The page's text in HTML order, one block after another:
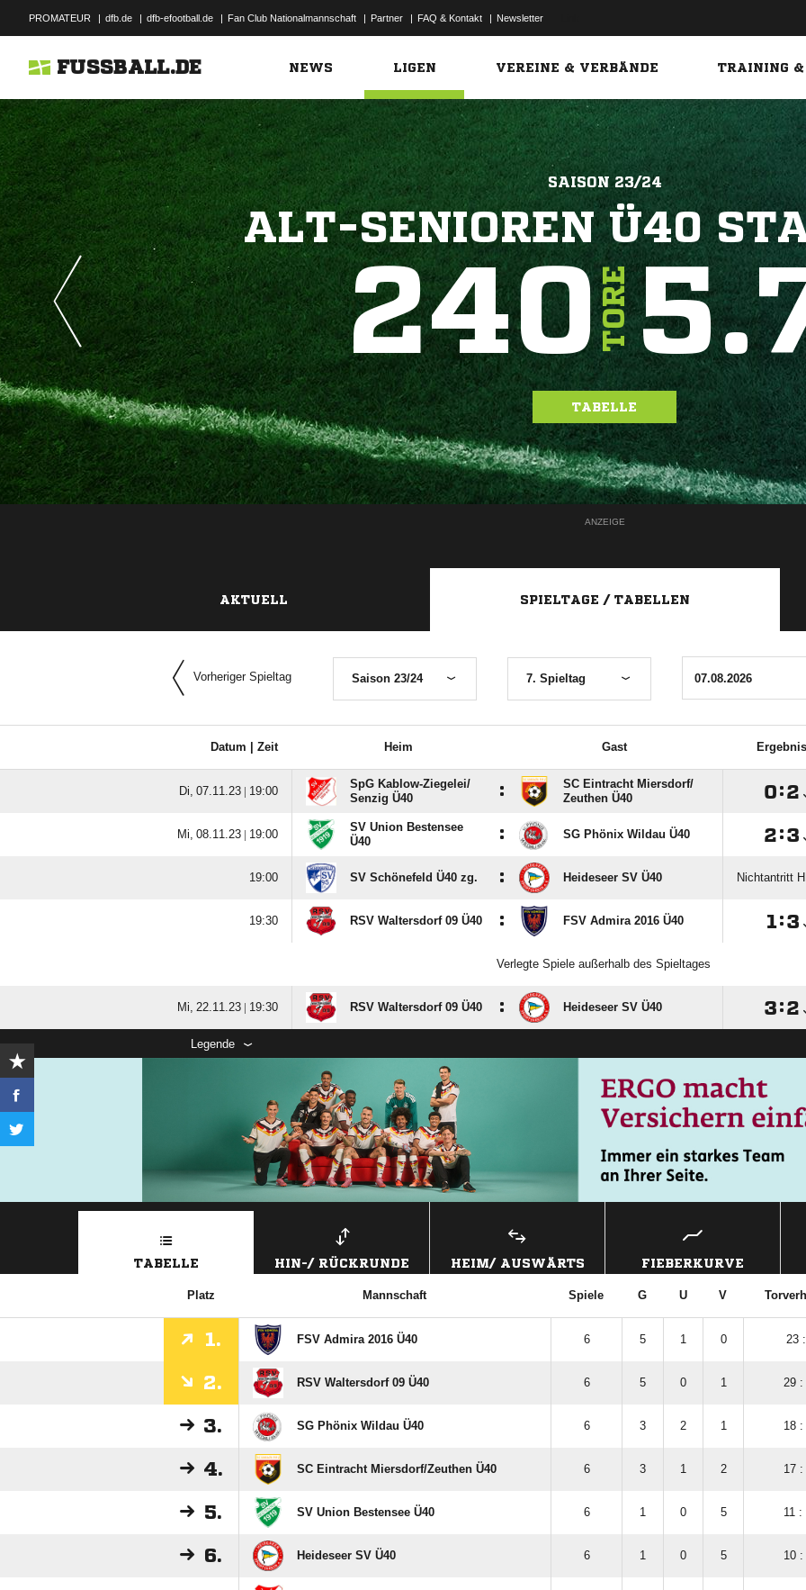
PROMATEUR | dfb.de | dfb-efootball.de | Fan Club Nationalmannschaft | Partner | FAQ & Kontakt | Newsletter
FUSSBALL.DE NEWS LIGEN VEREINE & VERBÄNDE TRAINING &
SAISON 23/24
ALT-SENIOREN Ü40
240TORE
TABELLE
ANZEIGE
AKTUELL SPIELTAGE / TABELLEN
Vorheriger Spieltag Saison 23/24 7. Spieltag
Datum | Zeit Heim Gast Ergebnis
  | 
SpG Kablow-Ziegelei/​
Senzig Ü40
:
SC Eintracht Miersdorf/​
Zeuthen Ü40
:
  | 
SV Union Bestensee
Ü40
: SG Phönix Wildau Ü40 :
 SV Schönefeld Ü40 zg. : Heideseer SV Ü40 Nichtantritt
 RSV Waltersdorf 09 Ü40 : FSV Admira 2016 Ü40 :
Verlegte Spiele außerhalb des Spieltages
  |  RSV Waltersdorf 09 Ü40 : Heideseer SV Ü40 :
Legende
TABELLE HIN-/ RÜCKRUNDE HEIM/ AUSWÄRTS FIEBERKURVE
Platz Mannschaft Spiele G U V
1. FSV Admira 2016 Ü40 6 5 1 0 23
2. RSV Waltersdorf 09 Ü40 6 5 0 1 29 :
3. SG Phönix Wildau Ü40 6 3 2 1 18 :
4. SC Eintracht Miersdorf/​Zeuthen Ü40 6 3 1 2 17 :
5. SV Union Bestensee Ü40 6 1 0 5 11 :
6. Heideseer SV Ü40 6 1 0 5 10 :